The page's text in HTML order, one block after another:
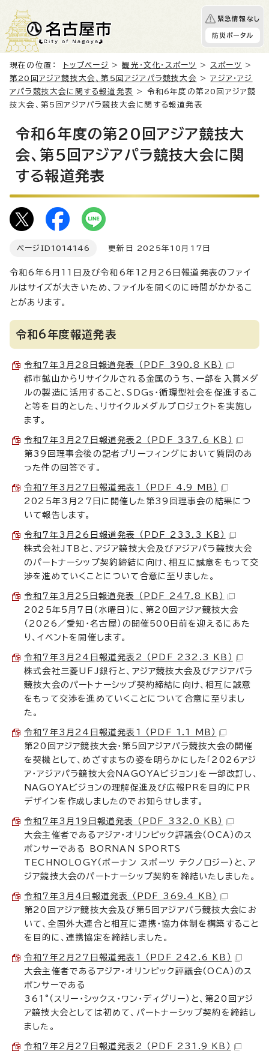
緊急情報なし
防災ポータル
現在の位置： トップページ >観光・文化・スポーツ > スポーツ
>
第20回アジア競技大会、第5回アジアパラ競技大会
>アジア・アジ
アパラ競技大会に関する報道発表
> 令和6年度の第20回アジア競
技大会、第5回アジアパラ競技大会に関する報道発表
令和6年度の第20回アジア競技大
会、第5回アジアパラ競技大会に関
する報道発表
ページID 1014146 更新日 2025年10月17日
令和6年6月11日及び令和6年12月26日報道発表のファイ
ルはサイズが大きいため、ファイルを開くのに時間がかかるこ
とがあります。
令和6年度報道発表
令和7年3月28日報道発表 （PDF 390.8 KB）
都市鉱山からリサイクルされる金属のうち、一部を入賞メダ
ルの製造に活用すること、SDGs・循環型社会を促進するこ
と等を目的とした、リサイクルメダルプロジェクトを実施し
ます。
令和7年3月27日報道発表2 （PDF 337.6 KB）
第39回理事会後の記者ブリーフィングにおいて質問のあ
った件の回答です。
令和7年3月27日報道発表1 （PDF 4.9 MB）
2025年3月27日に開催した第39回理事会の結果につ
いて報告します。
令和7年3月26日報道発表 （PDF 233.3 KB）
株式会社JTBと、アジア競技大会及びアジアパラ競技大会
のパートナーシップ契約締結に向け、相互に誠意をもって交
渉を進めていくことについて合意に至りました。
令和7年3月25日報道発表 （PDF 247.8 KB）
2025年5月7日（水曜日）に、第20回アジア競技大会
（2026／愛知・名古屋）の開催500日前を迎えるにあた
り、イベントを開催します。
令和7年3月24日報道発表2 （PDF 232.3 KB）
株式会社三菱UFJ銀行と、アジア競技大会及びアジアパラ
競技大会のパートナーシップ契約締結に向け、相互に誠意
をもって交渉を進めていくことについて合意に至りまし
た。
令和7年3月24日報道発表1 （PDF 1.1 MB）
第20回アジア競技大会・第5回アジアパラ競技大会の開催
を契機として、めざすまちの姿を明らかにした「2026アジ
ア・アジアパラ競技大会NAGOYAビジョン」を一部改訂し、
NAGOYAビジョンの理解促進及び広報PRを目的にPR
デザインを作成しましたのでお知らせします。
令和7年3月19日報道発表 （PDF 332.0 KB）
大会主催者であるアジア・オリンピック評議会（OCA）のス
ポンサーである BORNAN SPORTS
TECHNOLOGY（ボーナン スポーツ テクノロジー）と、ア
ジア競技大会のパートナーシップ契約を締結いたしました。
令和7年3月4日報道発表 （PDF 369.4 KB）
第20回アジア競技大会及び第5回アジアパラ競技大会にお
いて、全国外大連合と相互に連携・協力体制を構築すること
を目的に、連携協定を締結しました。
令和7年2月27日報道発表1 （PDF 242.6 KB）
大会主催者であるアジア・オリンピック評議会（OCA）のス
ポンサーである
361°（スリー・シックス・ワン・ディグリー）と、第20回アジ
ア競技大会としては初めて、パートナーシップ契約を締結し
ました。
令和7年2月27日報道発表2 （PDF 231.9 KB）